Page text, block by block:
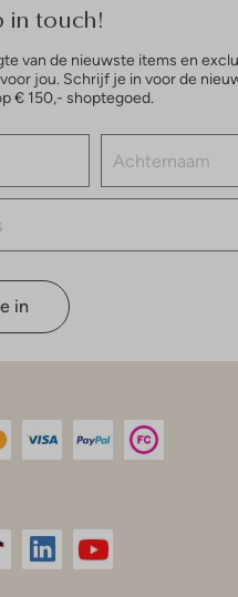
in touch!
van de nieuwste items en
jou. Schrijf je in voor de
€ 150,- shoptegoed.
in